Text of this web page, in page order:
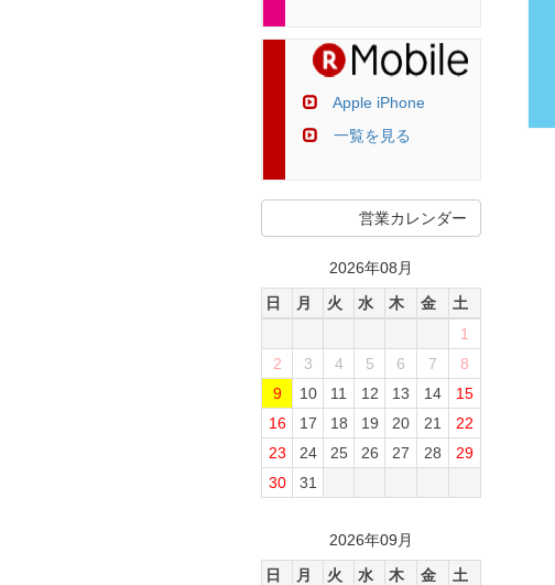
Apple iPhone
一覧を見る
営業カレンダー
2026年08月
日
月 火 水 木 金
土
1
2
3 4 5 6 7
8
9
10 11 12 13 14
15
16
17 18 19 20 21
22
23
24 25 26 27 28
29
30
31
2026年09月
日
月 火 水 木 金 土